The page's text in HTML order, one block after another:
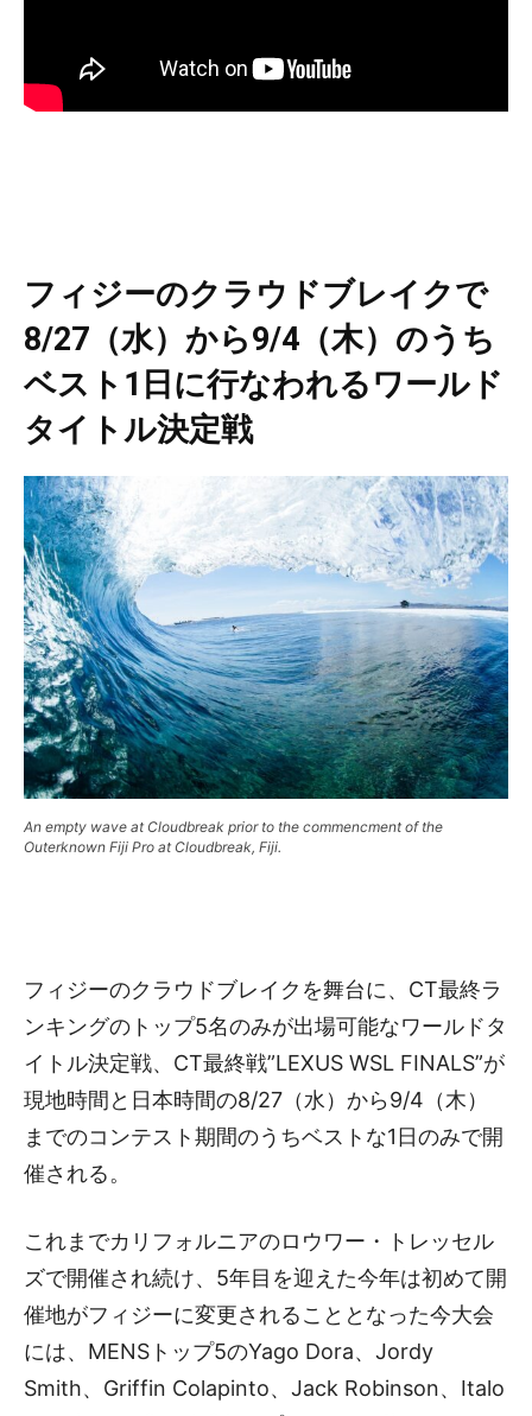
フィジーのクラウドブレイクで
8/27（水）から9/4（木）のうち
ベスト1日に行なわれるワールド
タイトル決定戦
An empty wave at Cloudbreak prior to the commencment of the
Outerknown Fiji Pro at Cloudbreak, Fiji.
フィジーのクラウドブレイクを舞台に、CT最終ラ
ンキングのトップ5名のみが出場可能なワールドタ
イトル決定戦、CT最終戦”LEXUS WSL FINALS”が
現地時間と日本時間の8/27（水）から9/4（木）
までのコンテスト期間のうちベストな1日のみで開
催される。
これまでカリフォルニアのロウワー・トレッセル
ズで開催され続け、5年目を迎えた今年は初めて開
催地がフィジーに変更されることとなった今大会
には、MENSトップ5のYago Dora、Jordy
Smith、Griffin Colapinto、Jack Robinson、Italo